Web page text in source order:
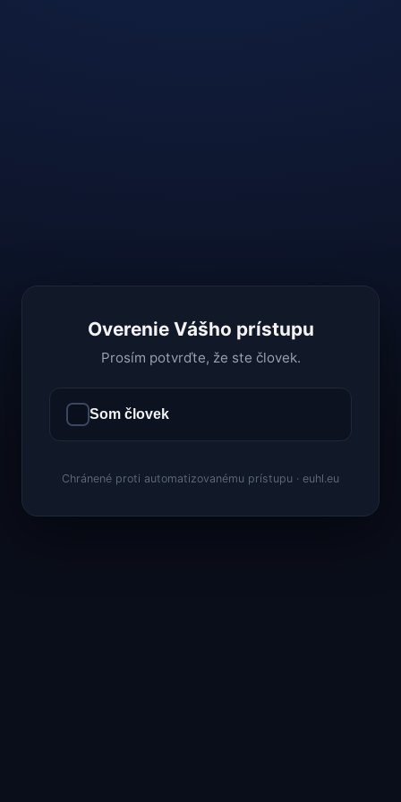
Overenie Vášho prístupu
Prosím potvrďte, že ste človek.
Som človek
Chránené proti automatizovanému prístupu · euhl.eu